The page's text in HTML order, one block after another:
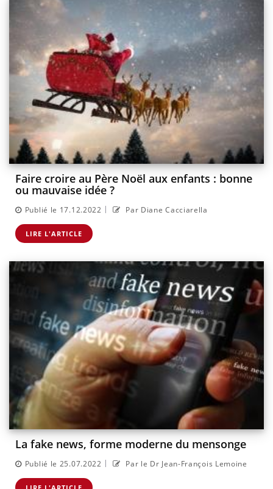
Faire croire au Père Noël aux enfants : bonne
ou mauvaise idée ?
Publié le 17.12.2022 | Par Diane Cacciarella
LIRE L'ARTICLE
La fake news, forme moderne du mensonge
Publié le 25.07.2022 | Par le Dr Jean-François Lemoine